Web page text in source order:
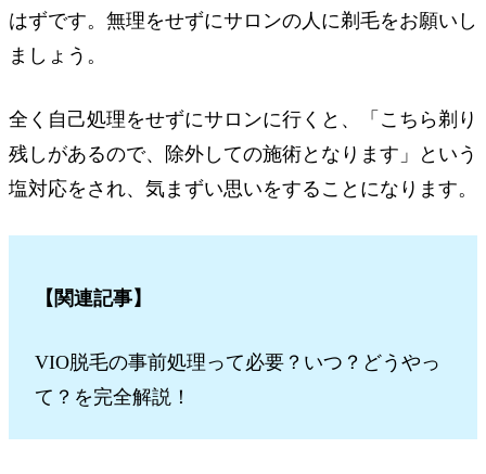
はずです。無理をせずにサロンの人に剃毛をお願いし
ましょう。
全く自己処理をせずにサロンに行くと、「こちら剃り
残しがあるので、除外しての施術となります」という
塩対応をされ、気まずい思いをすることになります。
【関連記事】
VIO脱毛の事前処理って必要？いつ？どうやっ
て？を完全解説！